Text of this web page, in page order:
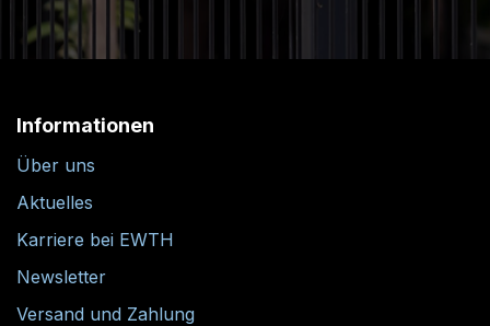
Informationen
Über uns
Aktuelles
Karriere bei EWTH
Newsletter
Versand und Zahlung